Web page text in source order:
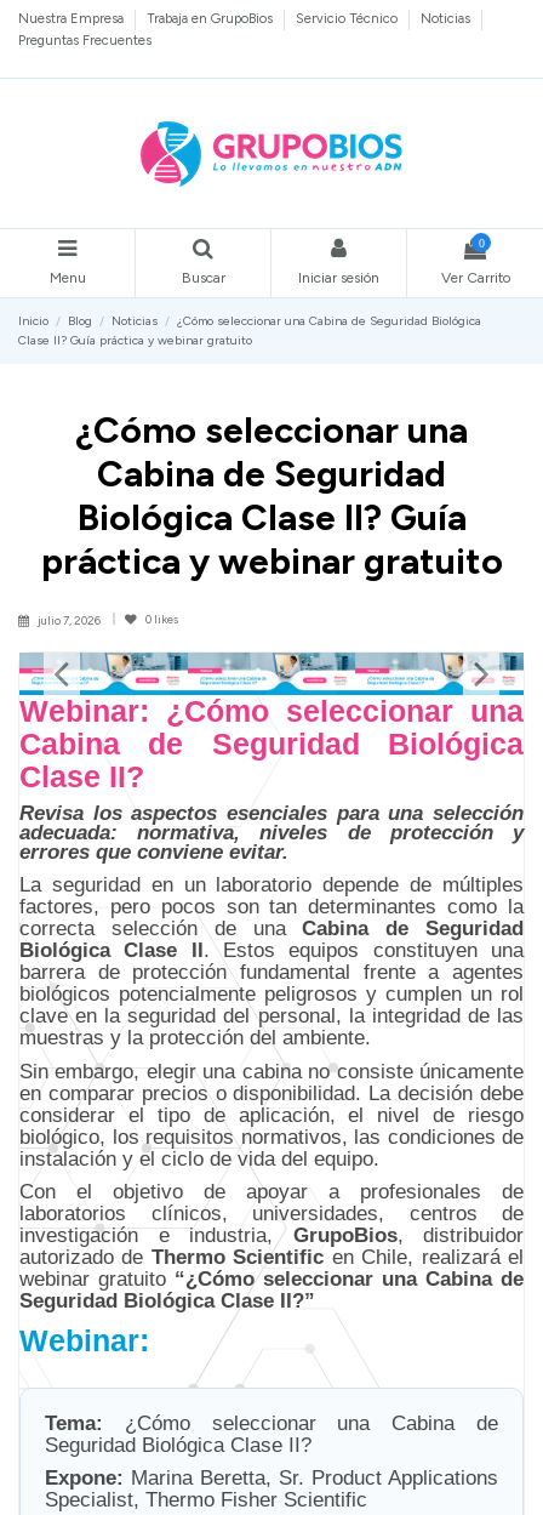
Nuestra Empresa Trabaja en GrupoBios Servicio Técnico
Noticias
Preguntas Frecuentes
Menu Buscar Iniciar sesión
0
Ver Carrito
Inicio Blog Noticias
¿Cómo seleccionar una Cabina de Seguridad Biológica
Clase II? Guía práctica y webinar gratuito
¿Cómo seleccionar una
Cabina de Seguridad
Biológica Clase II? Guía
práctica y webinar gratuito
julio 7, 2026 0 likes
Webinar: ¿Cómo seleccionar una
Cabina de Seguridad Biológica
Clase II?
Revisa los aspectos esenciales para una selección
adecuada: normativa, niveles de protección y
errores que conviene evitar.
La seguridad en un laboratorio depende de múltiples
factores, pero pocos son tan determinantes como la
correcta selección de unaCabina de Seguridad
Biológica Clase II. Estos equipos constituyen una
barrera de protección fundamental frente a agentes
biológicos potencialmente peligrosos y cumplen un rol
clave en la seguridad del personal, la integridad de las
muestras y la protección del ambiente.
Sin embargo, elegir una cabina no consiste únicamente
en comparar precios o disponibilidad. La decisión debe
considerar el tipo de aplicación, el nivel de riesgo
biológico, los requisitos normativos, las condiciones de
instalación y el ciclo de vida del equipo.
Con el objetivo de apoyar a profesionales de
laboratorios clínicos, universidades, centros de
investigación e industria, GrupoBios, distribuidor
autorizado de Thermo Scientific en Chile, realizará el
webinar gratuito “¿Cómo seleccionar una Cabina de
Seguridad Biológica Clase II?”
Webinar:
Tema:
¿Cómo seleccionar una Cabina de
Seguridad Biológica Clase II?
Expone: Marina Beretta, Sr. Product Applications
Specialist, Thermo Fisher Scientific